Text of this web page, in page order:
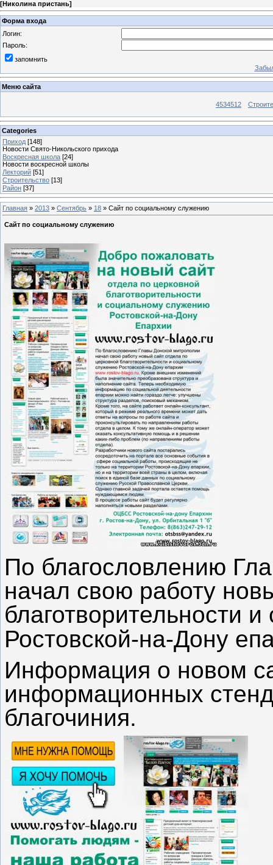
[Николина пристань]
Форма входа
Логин:
Пароль:
запомнить
Меню сайта
4534512
Categories
Приход [148]
Новости Свято-Никольского прихода
Воскресная школа [24]
Новости воскресной школы
Лекторий [51]
Строительство [13]
Район [37]
Главная » 2013 » Сентябрь » 18 » Сайт по социальному служению
Сайт по социальному служению
По благословлению
начал свою работу
благотворительности
Ростовской-на-Дону
Информация о новом
информационных
благочиния.